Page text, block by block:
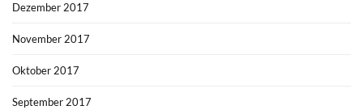
Dezember 2017
November 2017
Oktober 2017
September 2017